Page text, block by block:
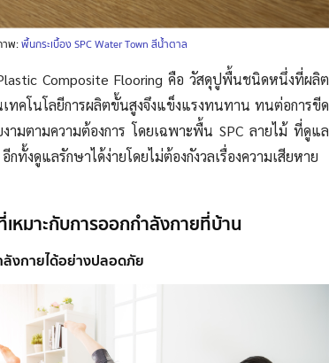
าพ:พื้นกระเบื้อง SPC Water Town สีน้ำตาล
Composite Flooring คือ วัสดุปูพื้นชนิดหนึ่งที่ผลิต
ทคโนโลยีการผลิตขั้นสูงจึงแข็งแรงทนทาน ทนต่อการขีด
ามตามความต้องการ โดยเฉพาะพื้น SPC ลายไม้ ที่ดูแล
กทั้งดูแลรักษาได้ง่ายโดยไม่ต้องกังวลเรื่องความเสียหาย
หมาะกับการออกกำลังกายที่บ้าน
งกายได้อย่างปลอดภัย